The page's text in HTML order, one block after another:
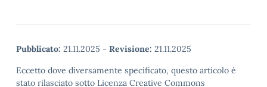
Pubblicato: 21.11.2025 - Revisione: 21.11.2025
Eccetto dove diversamente specificato, questo articolo è
stato rilasciato sotto Licenza Creative Commons